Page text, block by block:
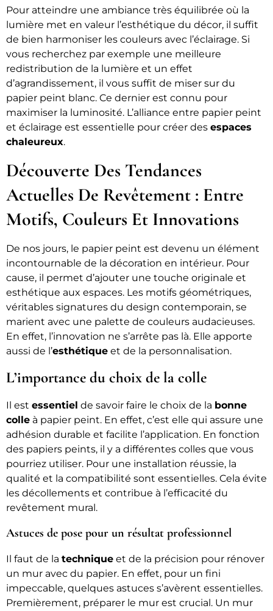
Pour atteindre une ambiance très équilibrée où la
lumière met en valeur l’esthétique du décor, il suffit
de bien harmoniser les couleurs avec l’éclairage. Si
vous recherchez par exemple une meilleure
redistribution de la lumière et un effet
d’agrandissement, il vous suffit de miser sur du
papier peint blanc. Ce dernier est connu pour
maximiser la luminosité. L’alliance entre papier peint
et éclairage est essentielle pour créer des espaces
chaleureux.
Découverte Des Tendances
Actuelles De Revêtement : Entre
Motifs, Couleurs Et Innovations
De nos jours, le papier peint est devenu un élément
incontournable de la décoration en intérieur. Pour
cause, il permet d’ajouter une touche originale et
esthétique aux espaces. Les motifs géométriques,
véritables signatures du design contemporain, se
marient avec une palette de couleurs audacieuses.
En effet, l’innovation ne s’arrête pas là. Elle apporte
aussi de l’esthétique et de la personnalisation.
L’importance du choix de la colle
Il est essentiel de savoir faire le choix de la bonne
colle à papier peint. En effet, c’est elle qui assure une
adhésion durable et facilite l’application. En fonction
des papiers peints, il y a différentes colles que vous
pourriez utiliser. Pour une installation réussie, la
qualité et la compatibilité sont essentielles. Cela évite
les décollements et contribue à l’efficacité du
revêtement mural.
Astuces de pose pour un résultat professionnel
Il faut de la technique et de la précision pour rénover
un mur avec du papier. En effet, pour un fini
impeccable, quelques astuces s’avèrent essentielles.
Premièrement, préparer le mur est crucial. Un mur